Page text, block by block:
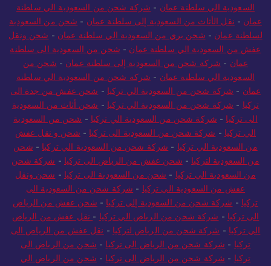
السعودية الي سلطنة عمان - شركة شحن من السعودية الي سلطنة
عمان - نقل الأثاث من السعودية إلى سلطنة عمان - شحن من السعودية
لسلطنة عمان - شحن بري من السعودية الي سلطنة عمان - شحن ونقل
عفش من السعودية الي سلطنة عمان - شحن من السعودية الى سلطنة
عمان - شركة شحن من السعودية إلى سلطنة عمان - شحن من
السعودية الي سلطنة عمان - شركة شحن من السعودية الي سلطنة
عمان - شركة شحن من السعودية الي تركيا - شحن عفش من جدة الى
تركيا - شركة شحن من السعودية الي تركيا - شحن أثاث من السعودية
الى تركيا - شركة شحن من السعودية الي تركيا - شحن من السعودية
الي تركيا - شركة شحن من السعودية الى تركيا - شحن و نقل عفش
من السعودية الي تركيا - شركة شحن من السعودية الي تركيا - شحن
من السعودية لتركيا - شحن عفش من الرياض الى تركيا - شركة شحن
من السعودية الي تركيا - شحن من السعودية الى تركيا - شحن ونقل
عفش من السعودية الي تركيا - شركة شحن من السعودية الى
تركيا - شركة شحن من السعودية إلى تركيا - شحن عفش من الرياض
الى تركيا - شركة شحن من الرياض الي تركيا - نقل عفش من الرياض
الي تركيا - شركة شحن من الرياض لتركيا - نقل عفش من الرياض الى
تركيا - شركة شحن من الرياض الى تركيا - شحن من الرياض الى
تركيا - شركة شحن من الرياض الى تركيا - شحن من الرياض الي